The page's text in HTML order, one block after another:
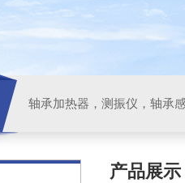
轴承加热器，测振仪，轴承
产品展示